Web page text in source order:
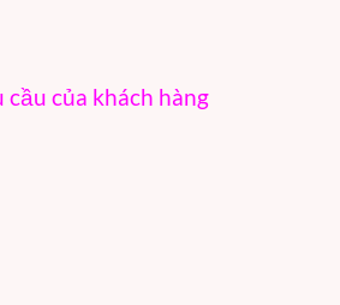
của khách hàng